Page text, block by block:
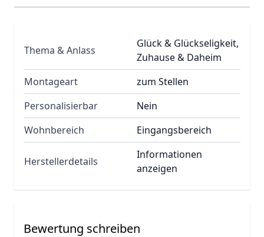
Thema & Anlass
Glück & Glückseligkeit,
Zuhause & Daheim
Montageart
zum Stellen
Personalisierbar
Nein
Wohnbereich
Eingangsbereich
Herstellerdetails
Informationen
anzeigen
Bewertung schreiben